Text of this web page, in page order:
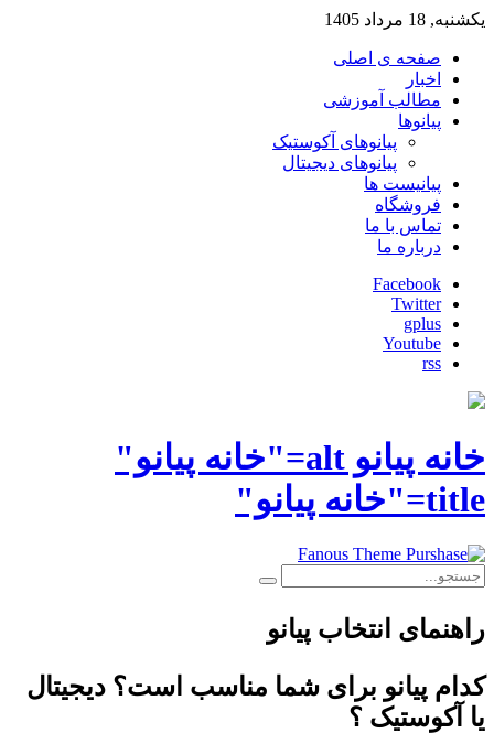
یکشنبه, 18 مرداد 1405
صفحه ی اصلی
اخبار
مطالب آموزشی
پیانوها
پیانوهای آکوستیک
پیانوهای دیجیتال
پیانیست ها
فروشگاه
تماس با ما
درباره ما
Facebook
Twitter
gplus
Youtube
rss
خانه پیانو alt="خانه پیانو"
title="خانه پیانو"
راهنمای انتخاب پیانو
کدام پيانو برای شما مناسب است؟ دیجیتال
یا آکوستیک ؟